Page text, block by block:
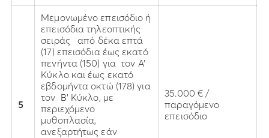
5
Μεμονωμένο επεισόδιο ή
επεισόδια τηλεοπτικής
σειράς από δέκα επτά
(17) επεισόδια έως εκατό
πενήντα (150) για τον Α’
Κύκλο και έως εκατό
εβδομήντα οκτώ (178) για
τον Β’ Κύκλο, με
περιεχόμενο
μυθοπλασία,
ανεξαρτήτως εάν
35.000 € /
παραγόμενο
επεισόδιο